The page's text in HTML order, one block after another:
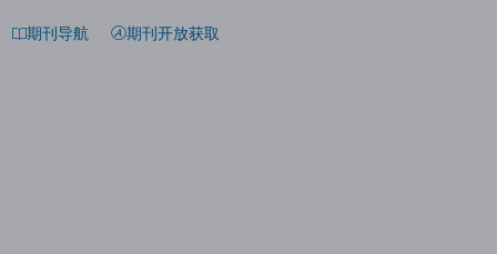
期刊导航 期刊开放获取